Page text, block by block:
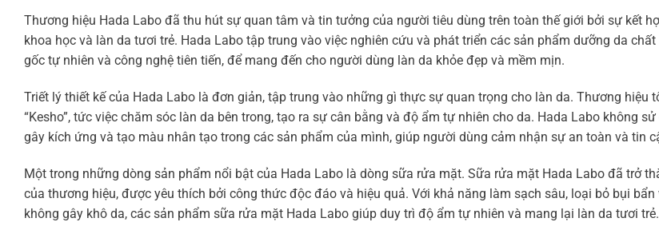
Thương hiệu Hada Labo đã thu hút sự quan tâm và tin tưởng của người tiêu dùng trên toàn thế giới bởi sự kết
khoa học và làn da tươi trẻ. Hada Labo tập trung vào việc nghiên cứu và phát triển các sản phẩm dưỡng da
gốc tự nhiên và công nghệ tiên tiến, để mang đến cho người dùng làn da khỏe đẹp và mềm mịn.
Triết lý thiết kế của Hada Labo là đơn giản, tập trung vào những gì thực sự quan trọng cho làn da. Thương hiệu
“Kesho”, tức việc chăm sóc làn da bên trong, tạo ra sự cân bằng và độ ẩm tự nhiên cho da. Hada Labo không
gây kích ứng và tạo màu nhân tạo trong các sản phẩm của mình, giúp người dùng cảm nhận sự an toàn và tin
Một trong những dòng sản phẩm nổi bật của Hada Labo là dòng sữa rửa mặt. Sữa rửa mặt Hada Labo đã trở
của thương hiệu, được yêu thích bởi công thức độc đáo và hiệu quả. Với khả năng làm sạch sâu, loại bỏ bụi
không gây khô da, các sản phẩm sữa rửa mặt Hada Labo giúp duy trì độ ẩm tự nhiên và mang lại làn da tươi trẻ.